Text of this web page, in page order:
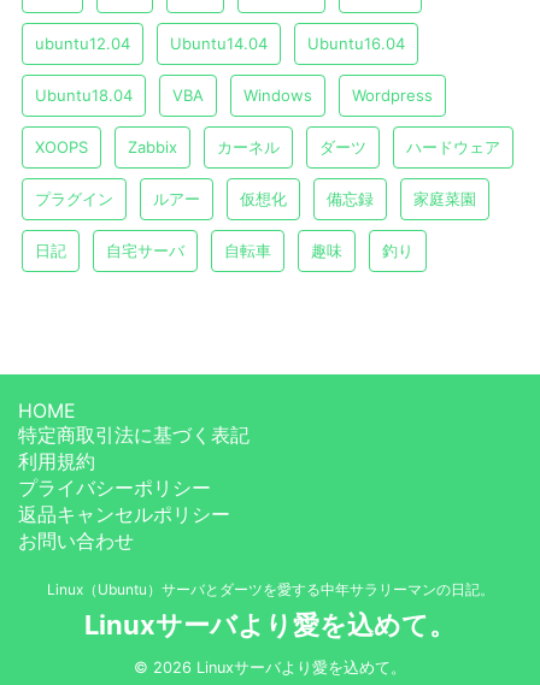
ubuntu12.04 Ubuntu14.04 Ubuntu16.04
Ubuntu18.04 VBA Windows Wordpress
XOOPS Zabbix カーネル ダーツ ハードウェア
プラグイン ルアー 仮想化 備忘録 家庭菜園
日記 自宅サーバ 自転車 趣味 釣り
HOME
特定商取引法に基づく表記
利用規約
プライバシーポリシー
返品キャンセルポリシー
お問い合わせ
Linux（Ubuntu）サーバとダーツを愛する中年サラリーマンの日記。
Linuxサーバより愛を込めて。
© 2026 Linuxサーバより愛を込めて。